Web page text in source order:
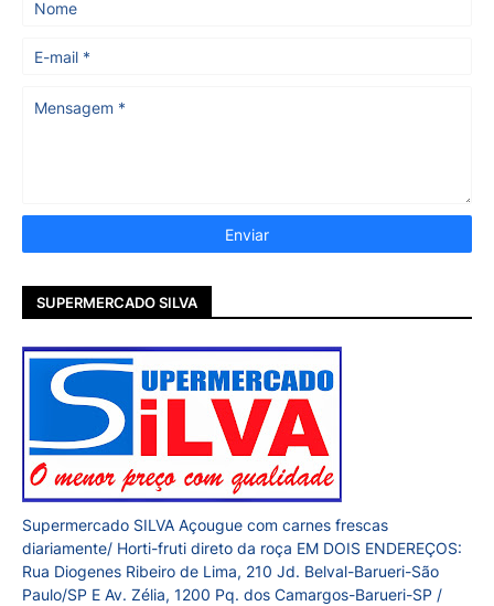
SUPERMERCADO SILVA
Supermercado SILVA Açougue com carnes frescas
diariamente/ Horti-fruti direto da roça EM DOIS ENDEREÇOS:
Rua Diogenes Ribeiro de Lima, 210 Jd. Belval-Barueri-São
Paulo/SP E Av. Zélia, 1200 Pq. dos Camargos-Barueri-SP /